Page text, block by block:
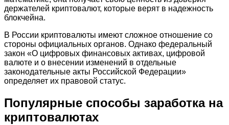
держателей криптовалют, которые верят в надежность
блокчейна.
В России криптовалюты имеют сложное отношение со
стороны официальных органов. Однако федеральный
закон «О цифровых финансовых активах, цифровой
валюте и о внесении изменений в отдельные
законодательные акты Российской Федерации»
определяет их правовой статус.
Популярные способы заработка на
криптовалютах